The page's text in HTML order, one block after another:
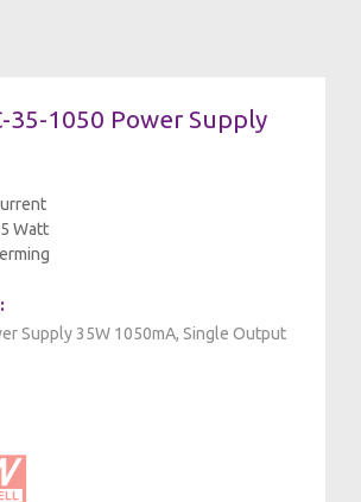
35-1050 Power Supply
Watt
Supply 35W 1050mA, Single Output